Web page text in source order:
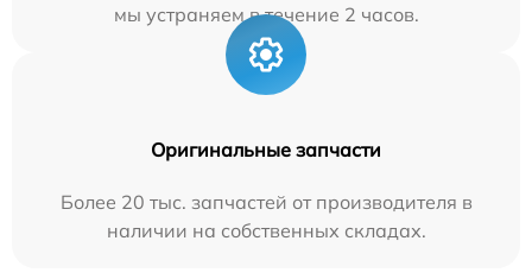
мы устраняем в течение 2 часов.
Оригинальные запчасти
Более 20 тыс. запчастей от производителя в
наличии на собственных складах.